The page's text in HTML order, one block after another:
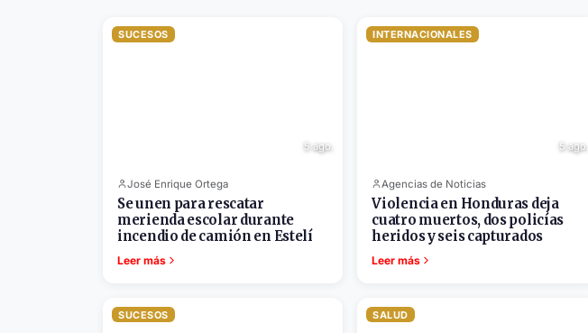
SUCESOS
5 ago.
José Enrique Ortega
Se unen para rescatar
merienda escolar durante
incendio de camión en Estelí
Leer más
INTERNACIONALES
5 ago.
Agencias de Noticias
Violencia en Honduras deja
cuatro muertos, dos policías
heridos y seis capturados
Leer más
SUCESOS SALUD